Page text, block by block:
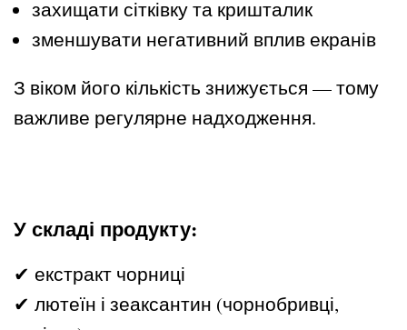
захищати сітківку та кришталик
зменшувати негативний вплив екранів
З віком його кількість знижується — тому
важливе регулярне надходження.
У складі продукту:
✔ екстракт чорниці
✔ лютеїн і зеаксантин (чорнобривці,